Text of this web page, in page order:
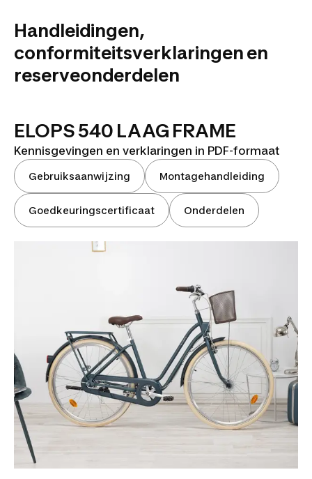
Handleidingen,
conformiteitsverklaringen en
reserveonderdelen
ELOPS 540 LAAG FRAME
Kennisgevingen en verklaringen in PDF-formaat
Gebruiksaanwijzing Montagehandleiding
Goedkeuringscertificaat Onderdelen